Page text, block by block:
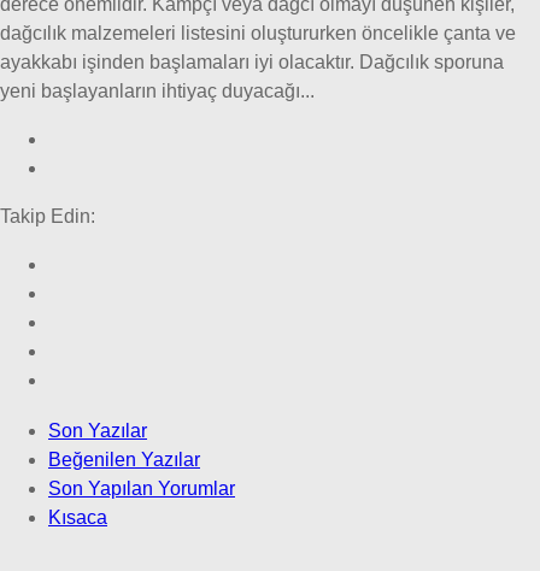
dağcılık malzemeleri listesini oluştururken öncelikle çanta ve
ayakkabı işinden başlamaları iyi olacaktır. Dağcılık sporuna
yeni başlayanların ihtiyaç duyacağı...
Takip Edin:
Son Yazılar
Beğenilen Yazılar
Son Yapılan Yorumlar
Kısaca